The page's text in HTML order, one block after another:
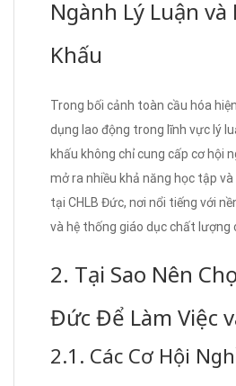
Ngành Lý Luận và
Khấu
Trong bối cảnh toàn cầu hóa
dụng lao động trong lĩnh vực lý
khấu không chỉ cung cấp cơ hội
mở ra nhiều khả năng học tập
tại CHLB Đức, nơi nổi tiếng với
và hệ thống giáo dục chất lượng
2. Tại Sao Nên
Đức Để Làm Việc
2.1. Các Cơ Hội